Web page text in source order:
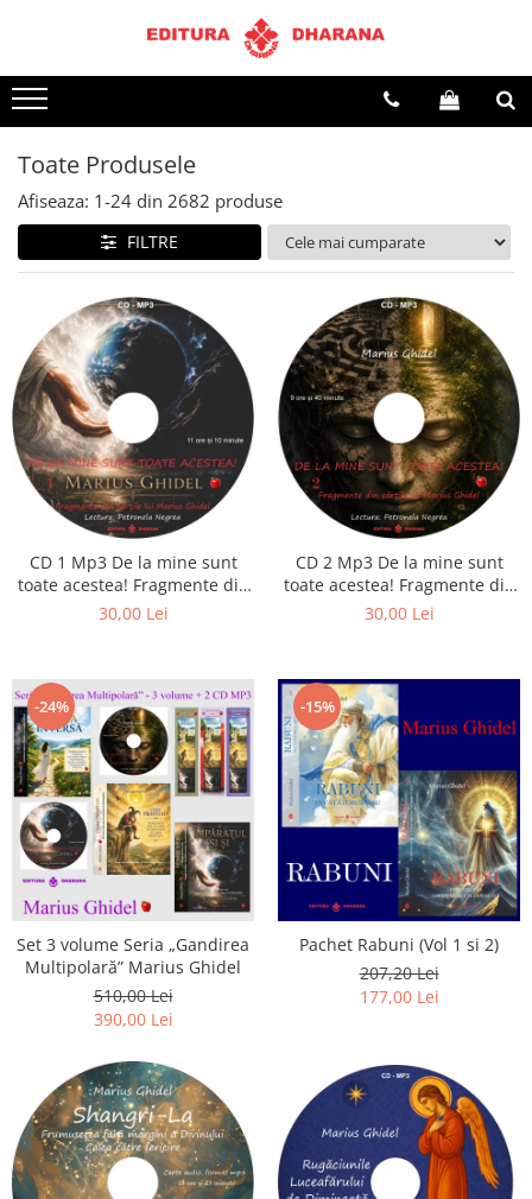
Terapii
Dietoterapie
Toate Produsele
Afiseaza: 1-24 din 2682 produse
FILTRE
CD 1 Mp3 De la mine sunt
toate acestea! Fragmente din
cărțile lui Marius Ghidel
30,00 Lei
CD 2 Mp3 De la mine sunt
toate acestea! Fragmente din
cărțile lui Marius Ghidel
30,00 Lei
-24%
Set 3 volume Seria „Gandirea
Multipolară” Marius Ghidel
510,00 Lei
390,00 Lei
-15%
Pachet Rabuni (Vol 1 si 2)
207,20 Lei
177,00 Lei